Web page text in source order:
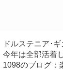
ドルステニア･
今年は全部活着
1098のブログ：